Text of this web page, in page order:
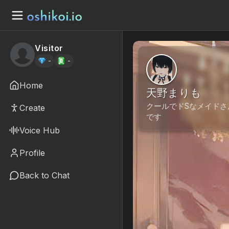
Visitor
- -
Home
Create
Voice Hub
Profile
Back to Chat
天野まりも
クールでドSなメイド
です